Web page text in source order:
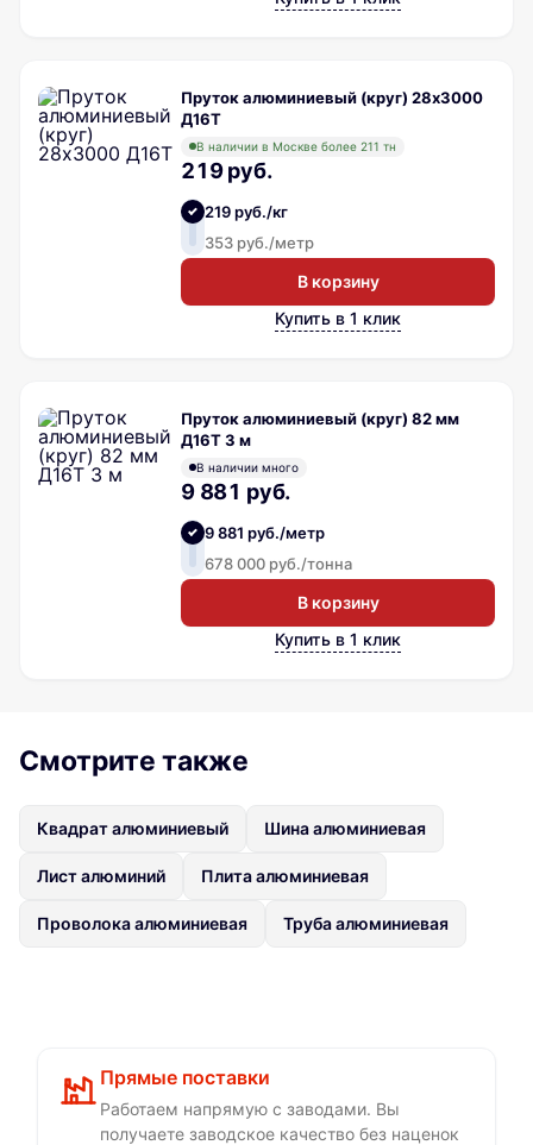
Пруток алюминиевый (круг) 28х3000
Д16Т
В наличии в Москве более 211 тн
219 руб.
219 руб./кг
353 руб./метр
В корзину
Купить в 1 клик
Пруток алюминиевый (круг) 82 мм
Д16Т 3 м
В наличии много
9 881 руб.
9 881 руб./метр
678 000 руб./тонна
В корзину
Купить в 1 клик
Смотрите также
Квадрат алюминиевый Шина алюминиевая
Лист алюминий Плита алюминиевая
Проволока алюминиевая Труба алюминиевая
Прямые поставки
Работаем напрямую с заводами. Вы
получаете заводское качество без наценок